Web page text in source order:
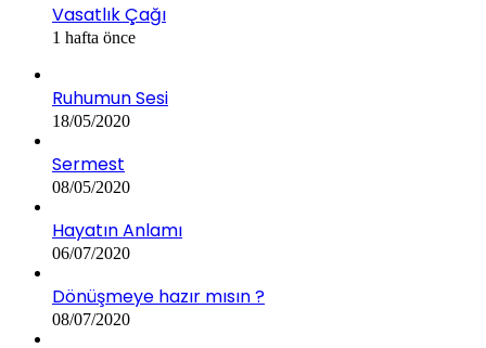
Vasatlık Çağı
1 hafta önce
Ruhumun Sesi
18/05/2020
Sermest
08/05/2020
Hayatın Anlamı
06/07/2020
Dönüşmeye hazır mısın ?
08/07/2020